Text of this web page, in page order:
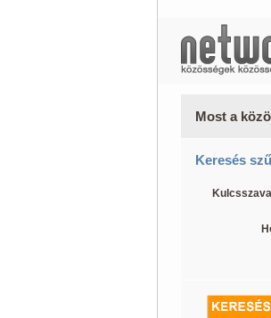
Most a
Keresés